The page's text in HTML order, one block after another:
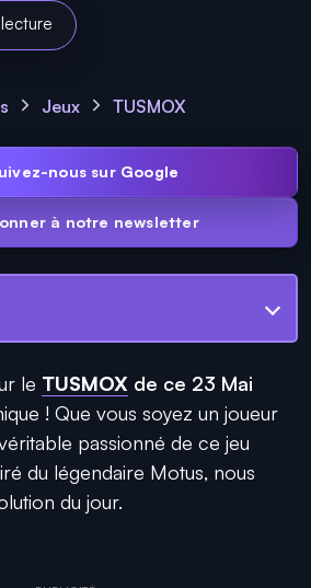
Jeux TUSMOX
nous sur Google
à notre newsletter
le TUSMOX de ce 23 Mai
! Que vous soyez un joueur
passionné de ce jeu
du légendaire Motus, nous
du jour.